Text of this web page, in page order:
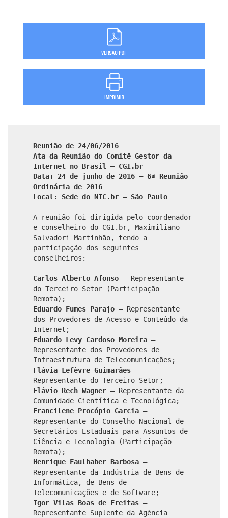
Reunião de 24/06/2016
Ata da Reunião do Comitê Gestor da
Internet no Brasil – CGI.br
Data: 24 de junho de 2016 – 6ª Reunião
Ordinária de 2016
Local: Sede do NIC.br – São Paulo
A reunião foi dirigida pelo coordenador
e conselheiro do CGI.br, Maximiliano
Salvadori Martinhão, tendo a
participação dos seguintes
conselheiros:
Carlos Alberto Afonso – Representante
do Terceiro Setor (Participação
Remota);
Eduardo Fumes Parajo – Representante
dos Provedores de Acesso e Conteúdo da
Internet;
Eduardo Levy Cardoso Moreira –
Representante dos Provedores de
Infraestrutura de Telecomunicações;
Flávia Lefèvre Guimarães –
Representante do Terceiro Setor;
Flávio Rech Wagner – Representante da
Comunidade Científica e Tecnológica;
Francilene Procópio Garcia –
Representante do Conselho Nacional de
Secretários Estaduais para Assuntos de
Ciência e Tecnologia (Participação
Remota);
Henrique Faulhaber Barbosa –
Representante da Indústria de Bens de
Informática, de Bens de
Telecomunicações e de Software;
Igor Vilas Boas de Freitas –
Representante Suplente da Agência